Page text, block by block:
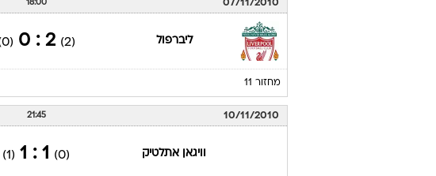
07/11/2010
18:00
ליברפול (2)
2 : 0
(0)
מחזור 11
10/11/2010
21:45
וויגאן אתלטיק (0)
1 : 1
(1)